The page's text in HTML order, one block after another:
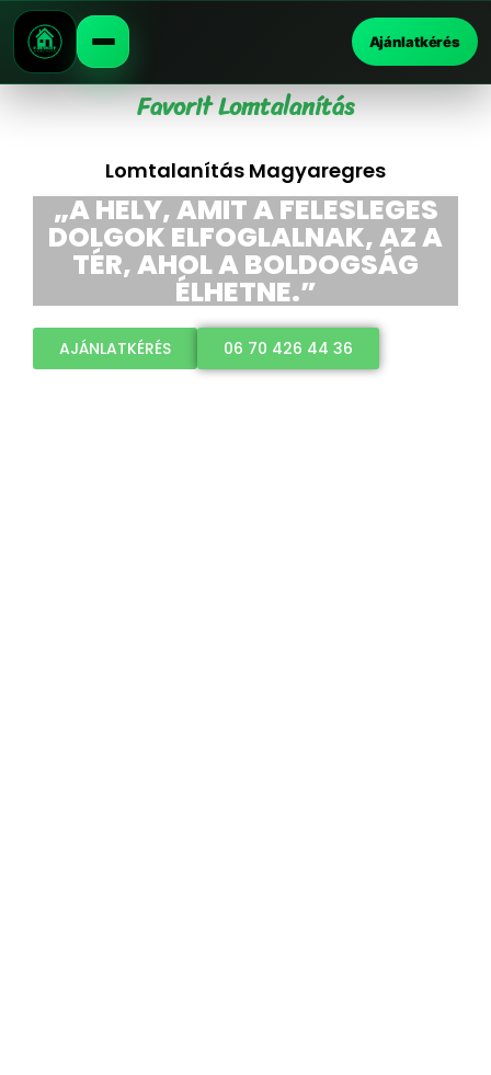
Ajánlatkérés
Favorit Lomtalanítás
Lomtalanítás Magyaregres
„A HELY, AMIT A FELESLEGES
DOLGOK ELFOGLALNAK, AZ A
TÉR, AHOL A BOLDOGSÁG
ÉLHETNE.”
AJÁNLATKÉRÉS 06 70 426 44 36